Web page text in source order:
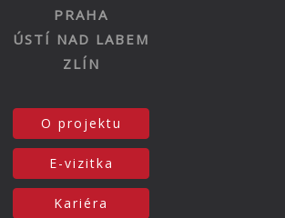
PRAHA
ÚSTÍ NAD LABEM
ZLÍN
O projektu
E-vizitka
Kariéra